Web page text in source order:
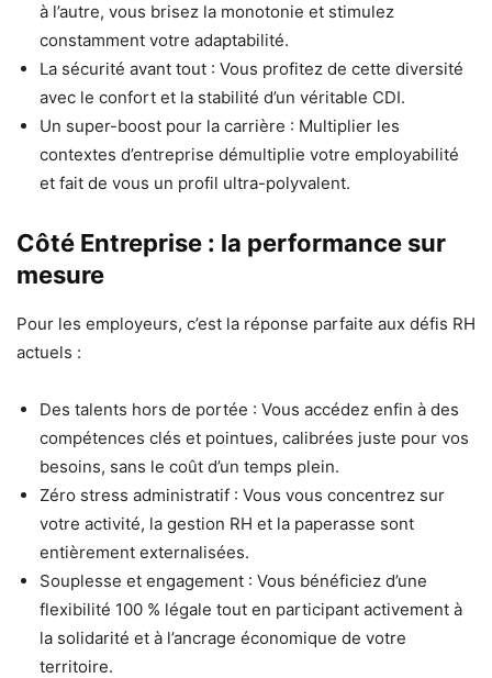
à l’autre, vous brisez la monotonie et stimulez
constamment votre adaptabilité.
La sécurité avant tout : Vous profitez de cette diversité
avec le confort et la stabilité d’un véritable CDI.
Un super-boost pour la carrière : Multiplier les
contextes d’entreprise démultiplie votre employabilité
et fait de vous un profil ultra-polyvalent.
Côté Entreprise : la performance sur
mesure
Pour les employeurs, c’est la réponse parfaite aux défis RH
actuels :
Des talents hors de portée : Vous accédez enfin à des
compétences clés et pointues, calibrées juste pour vos
besoins, sans le coût d’un temps plein.
Zéro stress administratif : Vous vous concentrez sur
votre activité, la gestion RH et la paperasse sont
entièrement externalisées.
Souplesse et engagement : Vous bénéficiez d’une
flexibilité 100 % légale tout en participant activement à
la solidarité et à l’ancrage économique de votre
territoire.